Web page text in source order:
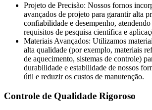
Projeto de Precisão: Nossos fornos
avançados de projeto para garantir alta
confiabilidade e desempenho,
requisitos de pesquisa científica e
Materiais Avançados: Utilizamos
alta qualidade (por exemplo, materiais
de aquecimento, sistemas de controle)
durabilidade e estabilidade de nossos
útil e reduzir os custos de manutenção.
Controle de Qualidade Rigoroso